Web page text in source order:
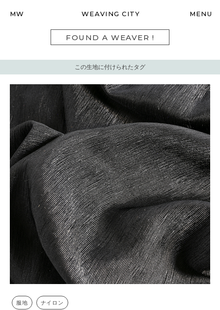
MW MENU
WEAVING CITY
FOUND A WEAVER !
この生地に付けられたタグ
服地 ナイロン